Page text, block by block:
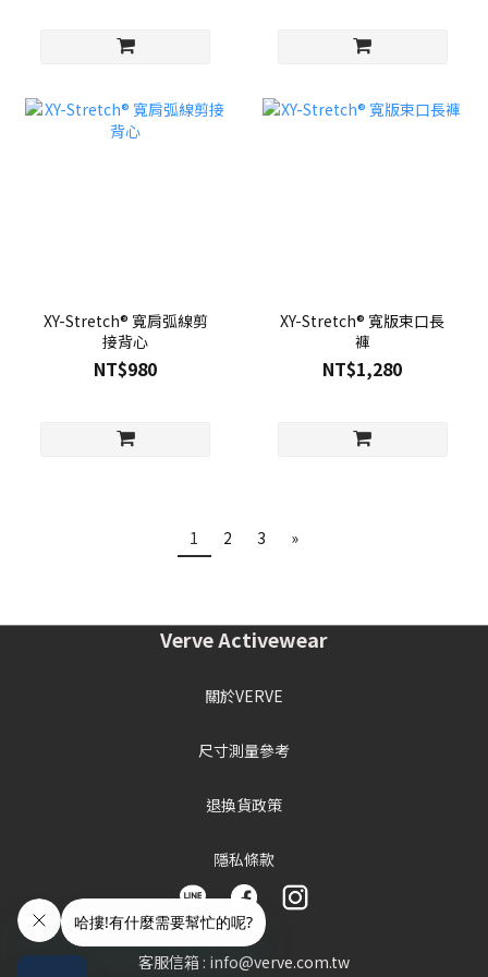
XY-Stretch® 寬肩弧線剪
接背心
NT$980
XY-Stretch® 寬版束口長
褲
NT$1,280
1 2 3 »
Verve Activewear
關於VERVE
尺寸測量參考
退換貨政策
隱私條款
客服信箱 : info@verve.com.tw